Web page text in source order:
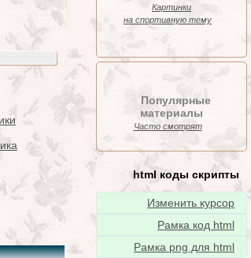
Картинки
на спортивную тему
Популярные
материалы
Часто смотрят
html коды скрипты
Изменить курсор
Рамка код html
Рамка png для html